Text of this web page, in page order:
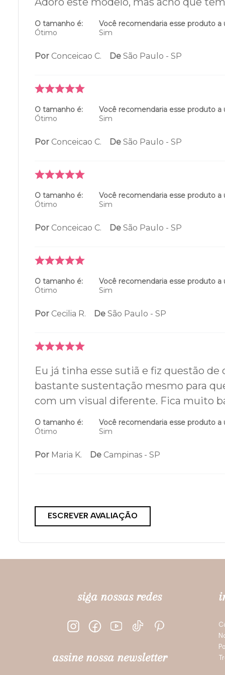
O tamanho é:
Ótimo
Você recomendaria esse produto a
Sim
Por Conceicao C. De São Paulo - SP
O tamanho é:
Ótimo
Você recomendaria esse produto a
Sim
Por Conceicao C. De São Paulo - SP
O tamanho é:
Ótimo
Você recomendaria esse produto a
Sim
Por Conceicao C. De São Paulo - SP
O tamanho é:
Ótimo
Você recomendaria esse produto a
Sim
Por Cecilia R. De São Paulo - SP
Eu já tinha esse sutiã e fiz questão
bastante sustentação mesmo para
com um visual diferente. Fica muito
O tamanho é:
Ótimo
Você recomendaria esse produto a
Sim
Por Maria K. De Campinas - SP
ESCREVER AVALIAÇÃO
siga nossas redes
assine nossa newsletter